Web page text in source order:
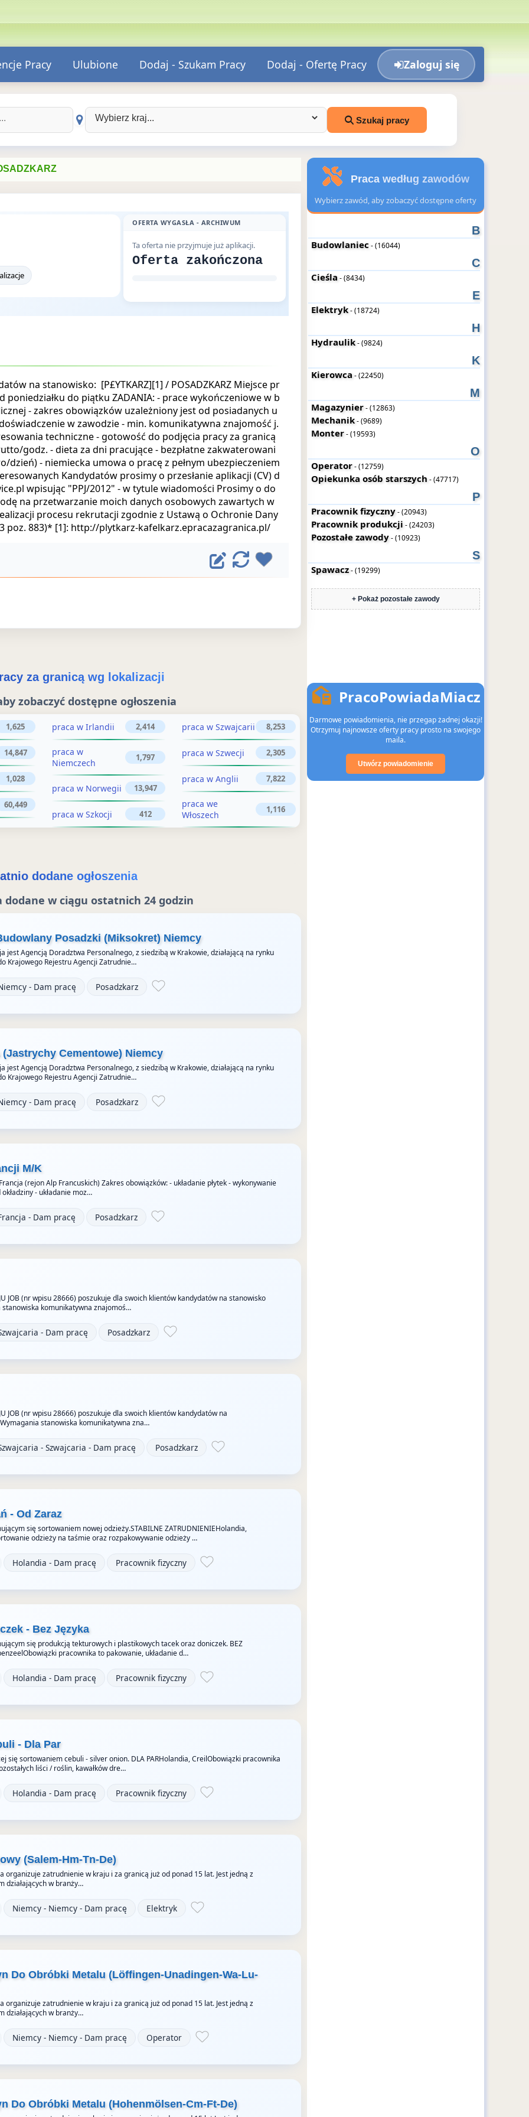
Pracy Ulubione Dodaj - Szukam Pracy Dodaj - Ofertę Pracy Zaloguj się
Wybierz kraj: Szukaj pracy
OFERTA WYGASŁA - ARCHIWUM
Ta oferta nie przyjmuje już aplikacji.
Oferta zakończona
na stanowisko: [P£YTKARZ][1] / POSADZKARZ Miejsce pr
poniedziałku do piątku ZADANIA: - prace wykończeniowe w b
- zakres obowiązków uzależniony jest od posiadanych u
w zawodzie - min. komunikatywna znajomość j.
techniczne - gotowość do podjęcia pracy za granicą
godz. - dieta za dni pracujące - bezpłatne zakwaterowani
dzień) - niemiecka umowa o pracę z pełnym ubezpieczeniem
Kandydatów prosimy o przesłanie aplikacji (CV) d
wpisując "PPJ/2012" - w tytule wiadomości Prosimy o do
na przetwarzanie moich danych osobowych zawartych w
procesu rekrutacji zgodnie z Ustawą o Ochronie Dany
poz. 883)* [1]: http://plytkarz-kafelkarz.epracazagranica.pl/
E
d
t
g
ł
o
s
e
O
d
i
g
ł
o
s
z
e
n
za granicą wg lokalizacji
zobaczyć dostępne ogłoszenia
1,625
14,847
1,028
60,449
praca w Irlandii 2,414
praca w
Niemczech
1,797
praca w Norwegii 13,947
praca w Szkocji 412
praca w Szwajcarii 8,253
praca w Szwecji 2,305
praca w Anglii 7,822
praca we
Włoszech
1,116
dodane ogłoszenia
dodane w ciągu ostatnich 24 godzin
Posadzki (Miksokret) Niemcy
jest Agencją Doradztwa Personalnego, z siedzibą w Krakowie, działającą na rynku
Krajowego Rejestru Agencji Zatrudnie…
- Dam pracę Posadzkarz
(Jastrychy Cementowe) Niemcy
jest Agencją Doradztwa Personalnego, z siedzibą w Krakowie, działającą na rynku
Krajowego Rejestru Agencji Zatrudnie…
- Dam pracę Posadzkarz
M/K
(rejon Alp Francuskich) Zakres obowiązków: - układanie płytek - wykonywanie
- układanie moz…
- Dam pracę Posadzkarz
JOB (nr wpisu 28666) poszukuje dla swoich klientów kandydatów na stanowisko
stanowiska komunikatywna znajomoś…
- Dam pracę Posadzkarz
JOB (nr wpisu 28666) poszukuje dla swoich klientów kandydatów na
stanowiska komunikatywna zna…
- Szwajcaria - Dam pracę Posadzkarz
- Od Zaraz
się sortowaniem nowej odzieży.STABILNE ZATRUDNIENIEHolandia,
odzieży na taśmie oraz rozpakowywanie odzieży …
Holandia - Dam pracę Pracownik fizyczny
- Bez Języka
się produkcją tekturowych i plastikowych tacek oraz doniczek. BEZ
pracownika to pakowanie, układanie d…
Holandia - Dam pracę Pracownik fizyczny
- Dla Par
się sortowaniem cebuli - silver onion. DLA PARHolandia, CreilObowiązki pracownika
liści / roślin, kawałków dre…
Holandia - Dam pracę Pracownik fizyczny
(Salem-Hm-Tn-De)
organizuje zatrudnienie w kraju i za granicą już od ponad 15 lat. Jest jedną z
działających w branży…
Niemcy - Niemcy - Dam pracę Elektryk
Do Obróbki Metalu (Löffingen-Unadingen-Wa-Lu-
organizuje zatrudnienie w kraju i za granicą już od ponad 15 lat. Jest jedną z
działających w branży…
Niemcy - Niemcy - Dam pracę Operator
Do Obróbki Metalu (Hohenmölsen-Cm-Ft-De)
Praca według zawodów
Wybierz zawód, aby zobaczyć dostępne oferty
B
Budowlaniec- (16044)
C
Cieśla- (8434)
E
Elektryk- (18724)
H
Hydraulik- (9824)
K
Kierowca- (22450)
M
Magazynier- (12863)
Mechanik- (9689)
Monter- (19593)
O
Operator- (12759)
Opiekunka osób starszych - (47717)
P
Pracownik fizyczny- (20943)
Pracownik produkcji - (24203)
Pozostałe zawody- (10923)
S
Spawacz- (19299)
+ Pokaż pozostałe zawody
PracoPowiadaMiacz
Darmowe powiadomienia, nie przegap żadnej okazji!
Otrzymuj najnowsze oferty pracy prosto na swojego
maila.
Utwórz powiadomienie